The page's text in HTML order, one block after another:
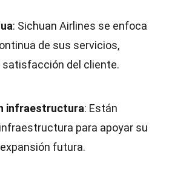
: Sichuan Airlines se enfoca
de sus servicios,
satisfacción del cliente.
infraestructura: Están
para apoyar su
futura.